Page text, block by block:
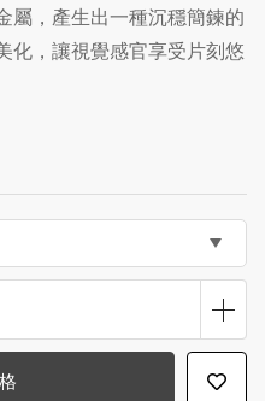
屬，產生出一種沉穩簡鍊的
化，讓視覺感官享受片刻悠